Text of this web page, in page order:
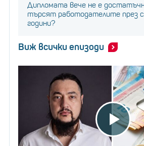
Дипломата вече не е
търсят работодателите през
години?
Виж всички епизоди